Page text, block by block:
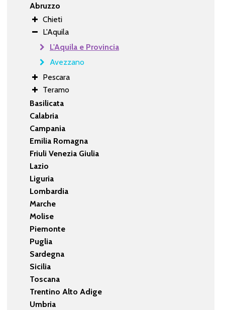
Abruzzo
Chieti
L'Aquila
L'Aquila e Provincia
Avezzano
Pescara
Teramo
Basilicata
Calabria
Campania
Emilia Romagna
Friuli Venezia Giulia
Lazio
Liguria
Lombardia
Marche
Molise
Piemonte
Puglia
Sardegna
Sicilia
Toscana
Trentino Alto Adige
Umbria